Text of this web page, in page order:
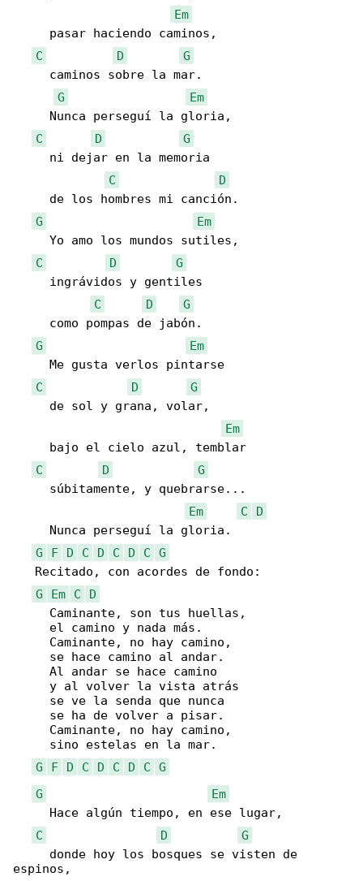
Em
     pasar haciendo caminos,
C
D
G
     caminos sobre la mar.
G
Em
     Nunca perseguí la gloria,
C
D
G
     ni dejar en la memoria
C
D
     de los hombres mi canción.
G
Em
     Yo amo los mundos sutiles,
C
D
G
     ingrávidos y gentiles
C
D
G
     como pompas de jabón.
G
Em
     Me gusta verlos pintarse
C
D
G
     de sol y grana, volar,
Em
     bajo el cielo azul, temblar
C
D
G
     súbitamente, y quebrarse...
Em
C
D
     Nunca perseguí la gloria.
G
F D C D C D C
G
   Recitado, con acordes de fondo:
G
Em C
D
     Caminante, son tus huellas,
     el camino y nada más.
     Caminante, no hay camino,
     se hace camino al andar.
     Al andar se hace camino
     y al volver la vista atrás
     se ve la senda que nunca
     se ha de volver a pisar.
     Caminante, no hay camino,
     sino estelas en la mar.
G
F D C D C D C
G
G
Em
     Hace algún tiempo, en ese lugar,
C
D
G
     donde hoy los bosques se visten de
espinos,